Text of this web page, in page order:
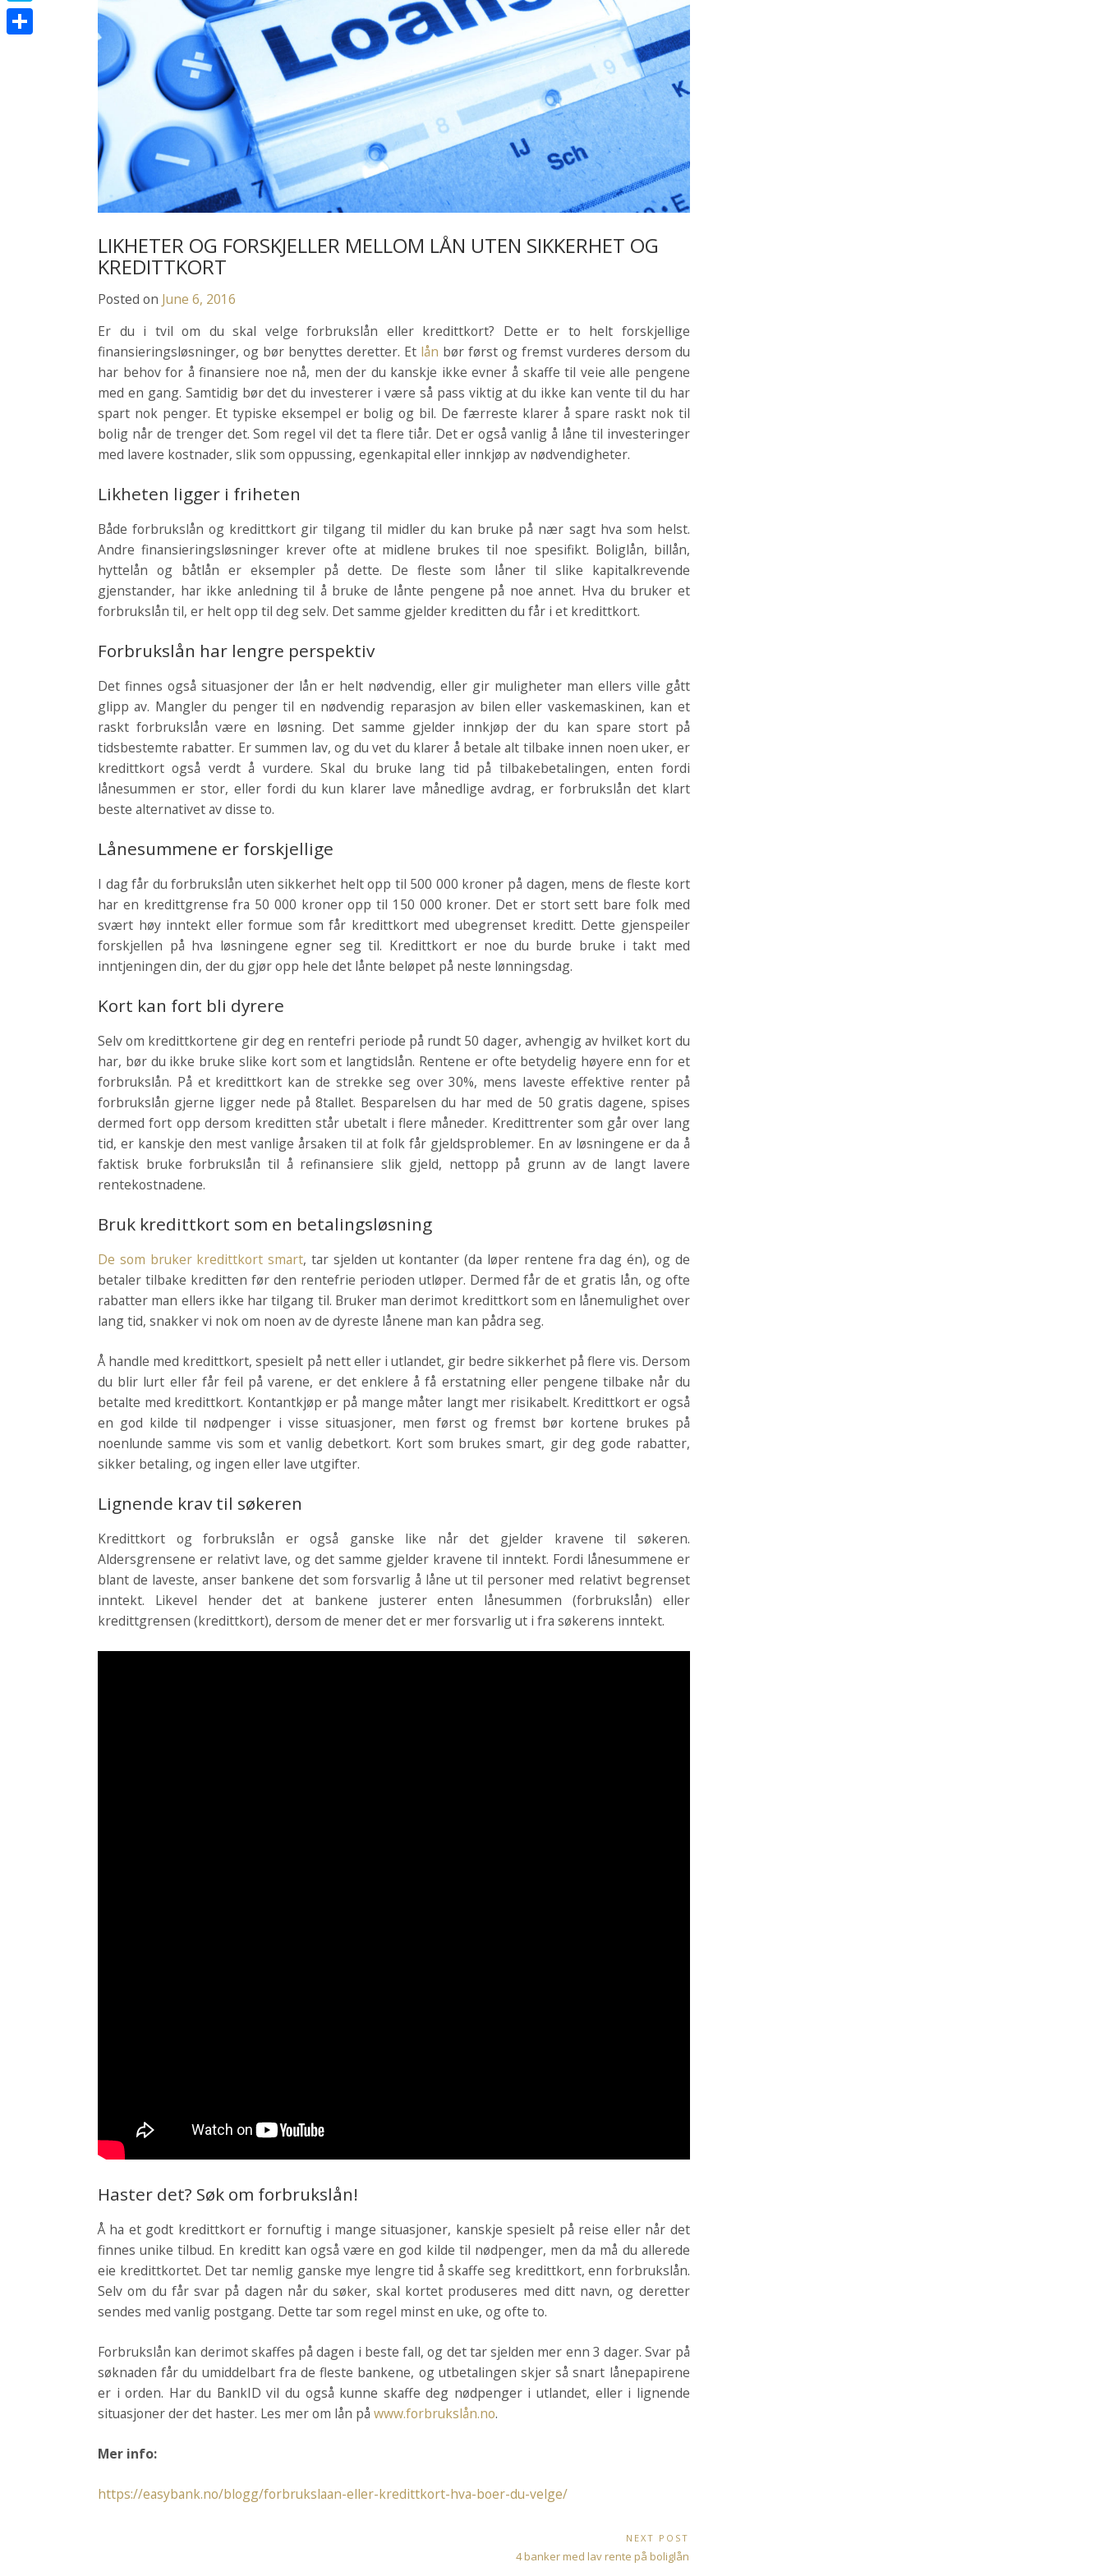
LIKHETER OG FORSKJELLER MELLOM LÅN UTEN SIKKERHET OG
KREDITTKORT
Posted on June 6, 2016
Er du i tvil om du skal velge forbrukslån eller kredittkort? Dette er to helt forskjellige
finansieringsløsninger, og bør benyttes deretter. Et lån bør først og fremst vurderes dersom du
har behov for å finansiere noe nå, men der du kanskje ikke evner å skaffe til veie alle pengene
med en gang. Samtidig bør det du investerer i være så pass viktig at du ikke kan vente til du har
spart nok penger. Et typiske eksempel er bolig og bil. De færreste klarer å spare raskt nok til
bolig når de trenger det. Som regel vil det ta flere tiår. Det er også vanlig å låne til investeringer
med lavere kostnader, slik som oppussing, egenkapital eller innkjøp av nødvendigheter.
Likheten ligger i friheten
Både forbrukslån og kredittkort gir tilgang til midler du kan bruke på nær sagt hva som helst.
Andre finansieringsløsninger krever ofte at midlene brukes til noe spesifikt. Boliglån, billån,
hyttelån og båtlån er eksempler på dette. De fleste som låner til slike kapitalkrevende
gjenstander, har ikke anledning til å bruke de lånte pengene på noe annet. Hva du bruker et
forbrukslån til, er helt opp til deg selv. Det samme gjelder kreditten du får i et kredittkort.
Forbrukslån har lengre perspektiv
Det finnes også situasjoner der lån er helt nødvendig, eller gir muligheter man ellers ville gått
glipp av. Mangler du penger til en nødvendig reparasjon av bilen eller vaskemaskinen, kan et
raskt forbrukslån være en løsning. Det samme gjelder innkjøp der du kan spare stort på
tidsbestemte rabatter. Er summen lav, og du vet du klarer å betale alt tilbake innen noen uker, er
kredittkort også verdt å vurdere. Skal du bruke lang tid på tilbakebetalingen, enten fordi
lånesummen er stor, eller fordi du kun klarer lave månedlige avdrag, er forbrukslån det klart
beste alternativet av disse to.
Lånesummene er forskjellige
I dag får du forbrukslån uten sikkerhet helt opp til 500 000 kroner på dagen, mens de fleste kort
har en kredittgrense fra 50 000 kroner opp til 150 000 kroner. Det er stort sett bare folk med
svært høy inntekt eller formue som får kredittkort med ubegrenset kreditt. Dette gjenspeiler
forskjellen på hva løsningene egner seg til. Kredittkort er noe du burde bruke i takt med
inntjeningen din, der du gjør opp hele det lånte beløpet på neste lønningsdag.
Kort kan fort bli dyrere
Selv om kredittkortene gir deg en rentefri periode på rundt 50 dager, avhengig av hvilket kort du
har, bør du ikke bruke slike kort som et langtidslån. Rentene er ofte betydelig høyere enn for et
forbrukslån. På et kredittkort kan de strekke seg over 30%, mens laveste effektive renter på
forbrukslån gjerne ligger nede på 8­tallet. Besparelsen du har med de 50 gratis dagene, spises
dermed fort opp dersom kreditten står ubetalt i flere måneder. Kredittrenter som går over lang
tid, er kanskje den mest vanlige årsaken til at folk får gjeldsproblemer. En av løsningene er da å
faktisk bruke forbrukslån til å refinansiere slik gjeld, nettopp på grunn av de langt lavere
rentekostnadene.
Bruk kredittkort som en betalingsløsning
De som bruker kredittkort smart, tar sjelden ut kontanter (da løper rentene fra dag én), og de
betaler tilbake kreditten før den rentefrie perioden utløper. Dermed får de et gratis lån, og ofte
rabatter man ellers ikke har tilgang til. Bruker man derimot kredittkort som en lånemulighet over
lang tid, snakker vi nok om noen av de dyreste lånene man kan pådra seg.
Å handle med kredittkort, spesielt på nett eller i utlandet, gir bedre sikkerhet på flere vis. Dersom
du blir lurt eller får feil på varene, er det enklere å få erstatning eller pengene tilbake når du
betalte med kredittkort. Kontantkjøp er på mange måter langt mer risikabelt. Kredittkort er også
en god kilde til nødpenger i visse situasjoner, men først og fremst bør kortene brukes på
noenlunde samme vis som et vanlig debetkort. Kort som brukes smart, gir deg gode rabatter,
sikker betaling, og ingen eller lave utgifter.
Lignende krav til søkeren
Kredittkort og forbrukslån er også ganske like når det gjelder kravene til søkeren.
Aldersgrensene er relativt lave, og det samme gjelder kravene til inntekt. Fordi lånesummene er
blant de laveste, anser bankene det som forsvarlig å låne ut til personer med relativt begrenset
inntekt. Likevel hender det at bankene justerer enten lånesummen (forbrukslån) eller
kredittgrensen (kredittkort), dersom de mener det er mer forsvarlig ut i fra søkerens inntekt.
Haster det? Søk om forbrukslån!
Å ha et godt kredittkort er fornuftig i mange situasjoner, kanskje spesielt på reise eller når det
finnes unike tilbud. En kreditt kan også være en god kilde til nødpenger, men da må du allerede
eie kredittkortet. Det tar nemlig ganske mye lengre tid å skaffe seg kredittkort, enn forbrukslån.
Selv om du får svar på dagen når du søker, skal kortet produseres med ditt navn, og deretter
sendes med vanlig postgang. Dette tar som regel minst en uke, og ofte to.
Forbrukslån kan derimot skaffes på dagen i beste fall, og det tar sjelden mer enn 3 dager. Svar på
søknaden får du umiddelbart fra de fleste bankene, og utbetalingen skjer så snart lånepapirene
er i orden. Har du BankID vil du også kunne skaffe deg nødpenger i utlandet, eller i lignende
situasjoner der det haster. Les mer om lån på www.forbrukslån.no.
Mer info:
https://easybank.no/blogg/forbrukslaan-eller-kredittkort-hva-boer-du-velge/
NEXT POST
Next
4 banker med lav rente på boliglån
oe
d
S